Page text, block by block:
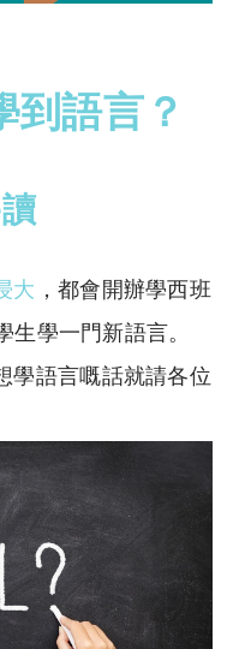
到語言？
大 ，都會開辦學西班
學一門新語言。
學語言嘅話就請各位